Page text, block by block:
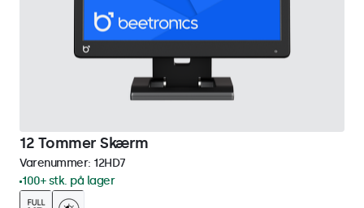
12 Tommer Skærm
Varenummer: 12HD7
100+ stk. på lager